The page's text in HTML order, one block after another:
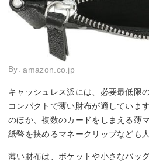
By:amazon.co.jp
キャッシュレス派には、必要最低限
コンパクトで薄い財布が適していま
のほか、複数のカードをしまえる薄
紙幣を挟めるマネークリップなども人
薄い財布は、ポケットや小さなバッ